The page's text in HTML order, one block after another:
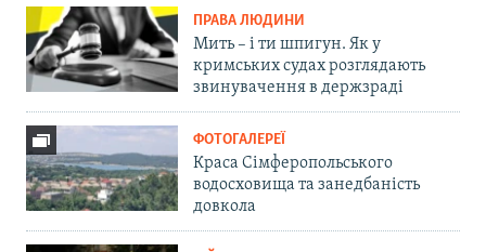
ПРАВА ЛЮДИНИ
Мить – і ти шпигун. Як у
кримських судах розглядають
звинувачення в держзраді
ФОТОГАЛЕРЕЇ
Краса Сімферопольського
водосховища та занедбаність
довкола